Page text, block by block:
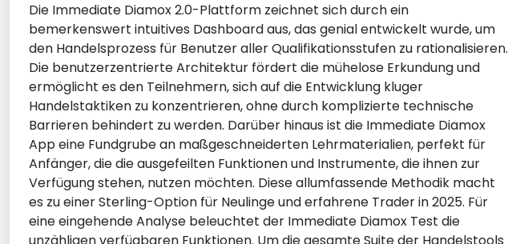
Die Immediate Diamox 2.0-Plattform zeichnet sich durch ein
bemerkenswert intuitives Dashboard aus, das genial entwickelt wurde, um
den Handelsprozess für Benutzer aller Qualifikationsstufen zu rationalisieren.
Die benutzerzentrierte Architektur fördert die mühelose Erkundung und
ermöglicht es den Teilnehmern, sich auf die Entwicklung kluger
Handelstaktiken zu konzentrieren, ohne durch komplizierte technische
Barrieren behindert zu werden. Darüber hinaus ist die Immediate Diamox
App eine Fundgrube an maßgeschneiderten Lehrmaterialien, perfekt für
Anfänger, die die ausgefeilten Funktionen und Instrumente, die ihnen zur
Verfügung stehen, nutzen möchten. Diese allumfassende Methodik macht
es zu einer Sterling-Option für Neulinge und erfahrene Trader in 2025. Für
eine eingehende Analyse beleuchtet der Immediate Diamox Test die